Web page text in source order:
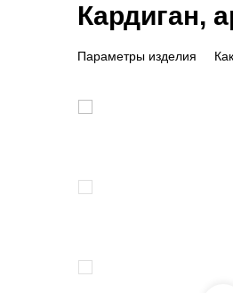
Кардиган,
Параметры изделия